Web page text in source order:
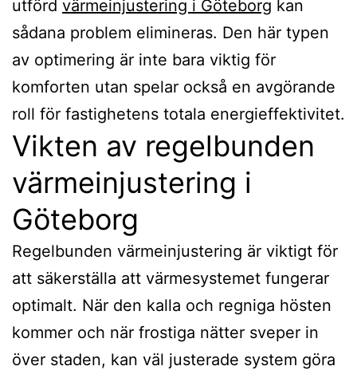
utförd värmeinjustering i Göteborg kan
sådana problem elimineras. Den här typen
av optimering är inte bara viktig för
komforten utan spelar också en avgörande
roll för fastighetens totala energieffektivitet.
Vikten av regelbunden
värmeinjustering i
Göteborg
Regelbunden värmeinjustering är viktigt för
att säkerställa att värmesystemet fungerar
optimalt. När den kalla och regniga hösten
kommer och när frostiga nätter sveper in
över staden, kan väl justerade system göra